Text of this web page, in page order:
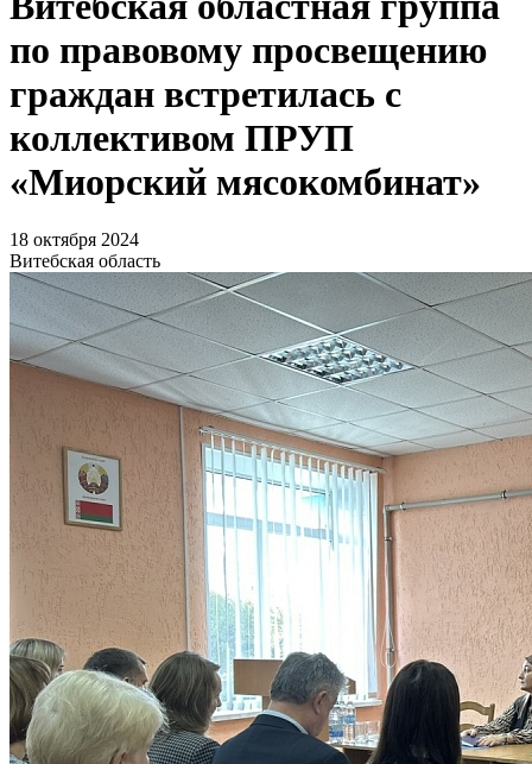
по правовому просвещению
граждан встретилась с
коллективом ПРУП
«Миорский мясокомбинат»
18 октября 2024
Витебская область